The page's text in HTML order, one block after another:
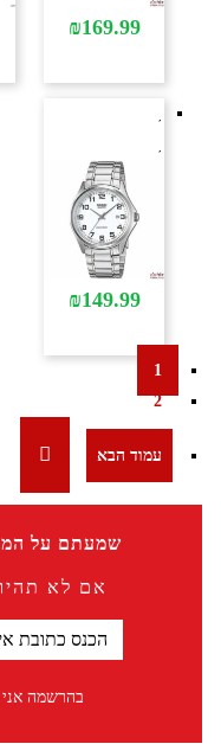
₪169.99
₪149.99
1
2
שמעתם על
אם לא
בהרשמה